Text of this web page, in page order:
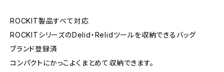
ROCKIT製品すべて対応
ROCKITシリーズのDelid・Relidツールを収納できるバッグ
ブランド登録済
コンパクトにかっこよくまとめて収納できます。